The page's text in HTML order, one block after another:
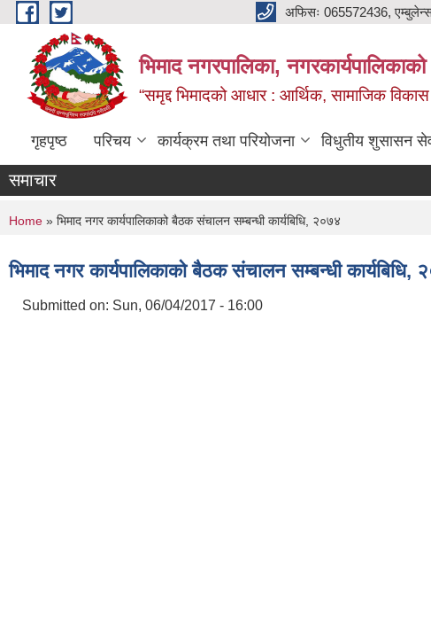
Skip to main content अफिसः 065572436,
भिमाद नगरपालिका,
“समृद्द भिमादको आधार : आर्थिक, सामाजिक विकास र
गृहपृष्ठ परिचय कार्यक्रम तथा परियोजना विधुतीय शुसासन
समाचार
You are here
Home » भिमाद नगर कार्यपालिकाको बैठक संचालन सम्बन्धी कार्यबिधि, २०७४
भिमाद नगर कार्यपालिकाको बैठक संचालन सम्बन्धी कार्यबिधि,
Submitted on: Sun, 06/04/2017 - 16:00